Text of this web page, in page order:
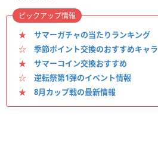
★ サマーガチャの当たりランキング
☆ 季節ポイント交換のおすすめキャラ
★ サマーコイン交換おすすめ
☆ 逆転祭第1弾のイベント情報
★ 8月カップ戦の最新情報
ピックアップ情報